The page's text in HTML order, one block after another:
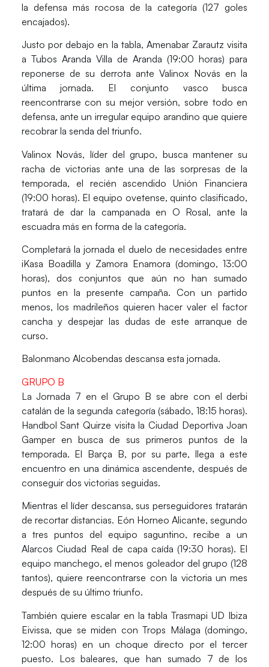
la defensa más rocosa de la categoría (127 goles
encajados).
Justo por debajo en la tabla, Amenabar Zarautzvisita
a Tubos Aranda Villa de Aranda (19:00 horas) para
reponerse de su derrota ante Valinox Novás en la
última jornada. El conjunto vasco busca
reencontrarse con su mejor versión, sobre todo en
defensa, ante un irregular equipo arandino que quiere
recobrar la senda del triunfo.
Valinox Novás, líder del grupo, busca mantener su
racha de victorias ante una de las sorpresas de la
temporada, el recién ascendidoUnión Financiera
(19:00 horas). El equipo ovetense, quinto clasificado,
tratará de dar la campanada en O Rosal, ante la
escuadra más en forma de la categoría.
Completará la jornada el duelo de necesidades entre
iKasa Boadilla y Zamora Enamora(domingo, 13:00
horas), dos conjuntos que aún no han sumado
puntos en la presente campaña. Con un partido
menos, los madrileños quieren hacer valer el factor
cancha y despejar las dudas de este arranque de
curso.
Balonmano Alcobendas descansa esta jornada.
GRUPO B
La Jornada 7 en el Grupo B se abre con el derbi
catalán de la segunda categoría (sábado, 18:15 horas).
Handbol Sant Quirze visita la Ciudad Deportiva Joan
Gamper en busca de sus primeros puntos de la
temporada. El Barça B, por su parte, llega a este
encuentro en una dinámica ascendente, después de
conseguir dos victorias seguidas.
Mientras el líder descansa, sus perseguidores tratarán
de recortar distancias. Eón Horneo Alicante, segundo
a tres puntos del equipo saguntino, recibe a un
Alarcos Ciudad Realde capa caída (19:30 horas). El
equipo manchego, el menos goleador del grupo (128
tantos), quiere reencontrarse con la victoria un mes
después de su último triunfo.
También quiere escalar en la tablaTrasmapi UD Ibiza
Eivissa, que se miden conTrops Málaga(domingo,
12:00 horas) en un choque directo por el tercer
puesto. Los baleares, que han sumado 7 de los